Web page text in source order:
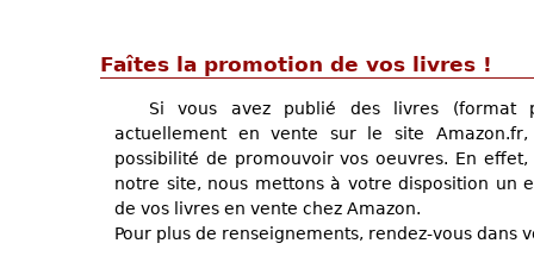
Faîtes la promotion de vos livres !
Si vous avez publié des livres (format
actuellement en vente sur le site
possibilité de promouvoir vos oeuvres. En
notre site, nous mettons à votre disposition un
de vos livres en vente chez Amazon.
Pour plus de renseignements, rendez-vous dans